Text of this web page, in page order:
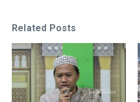
Related Posts